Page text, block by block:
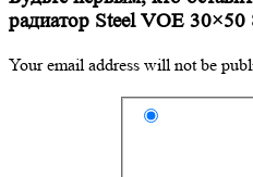
радиатор Steel VOE 30×50
Your email address will not be